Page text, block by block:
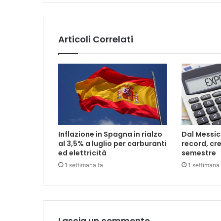
Articoli Correlati
Inflazione in Spagna in rialzo
al 3,5% a luglio per carburanti
ed elettricità
1 settimana fa
Dal
record,
semestre
1 settimana